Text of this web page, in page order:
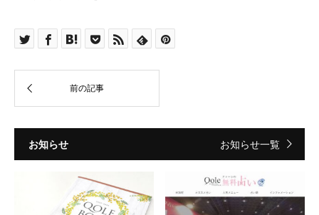
お知らせ お知らせ一覧